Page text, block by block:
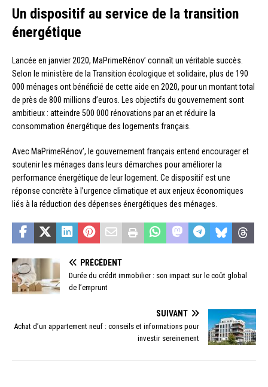
Un dispositif au service de la transition
énergétique
Lancée en janvier 2020, MaPrimeRénov’ connaît un véritable succès.
Selon le ministère de la Transition écologique et solidaire, plus de 190
000 ménages ont bénéficié de cette aide en 2020, pour un montant total
de près de 800 millions d’euros. Les objectifs du gouvernement sont
ambitieux : atteindre 500 000 rénovations par an et réduire la
consommation énergétique des logements français.
Avec MaPrimeRénov’, le gouvernement français entend encourager et
soutenir les ménages dans leurs démarches pour améliorer la
performance énergétique de leur logement. Ce dispositif est une
réponse concrète à l’urgence climatique et aux enjeux économiques
liés à la réduction des dépenses énergétiques des ménages.
PRÉCÉDENT
Durée du crédit immobilier : son impact sur le coût global
de l’emprunt
SUIVANT
Achat d’un appartement neuf : conseils et informations pour
investir sereinement